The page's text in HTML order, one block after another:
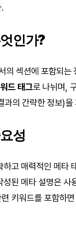
인가?
섹션에 포함되는
드 태그로 나뉘며,
의 간략한 정보)을
성
하고 매력적인 메타
성된 메타 설명은 사
키워드를 포함하